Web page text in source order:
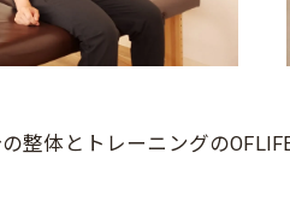
整体とトレーニングの